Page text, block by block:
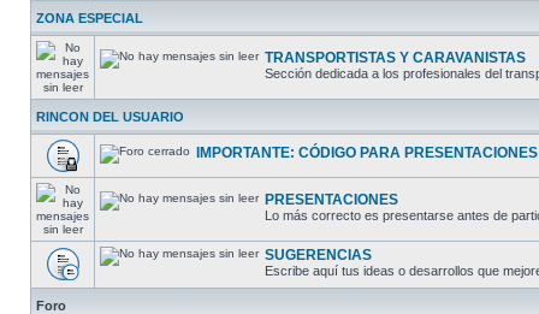
ZONA ESPECIAL
TRANSPORTISTAS Y CARAVANISTAS
Sección dedicada a los profesionales del
RINCON DEL USUARIO
IMPORTANTE: CÓDIGO PARA PRESENTACIONES
PRESENTACIONES
Lo más correcto es presentarse antes de
SUGERENCIAS
Escribe aquí tus ideas o desarrollos que
Foro